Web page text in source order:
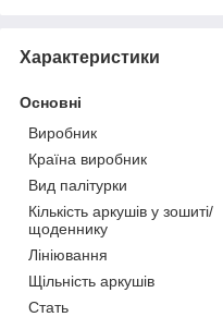
Характеристики
Основні
Виробник
Країна виробник
Вид палітурки
Кількість аркушів у зошиті/
щоденнику
Лініювання
Щільність аркушів
Стать